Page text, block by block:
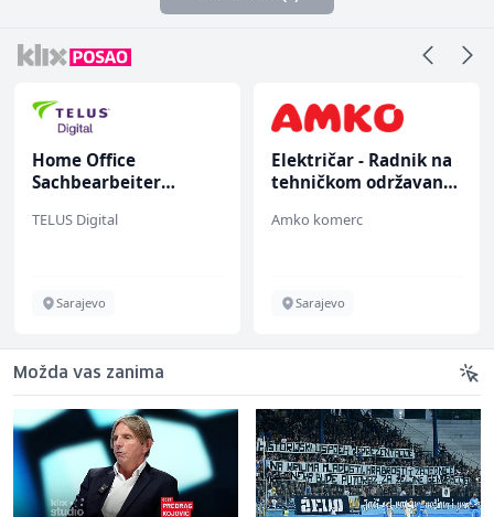
Home Office
Sachbearbeiter
bekannten deutschen
TELUS Digital
Sarajevo
Električar - Radnik na
tehničkom održavanju
Amko komerc
Sarajevo
Možda vas zanima